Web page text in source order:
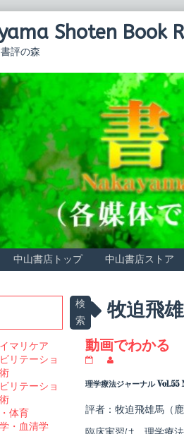
Shoten Book
評の森
中山書店トップ 中山書店ストア
Posts
tagged
牧迫飛
動画でわかる
で
わ
る
posts
author
理学療法ジャーナル Vol.55
評者：牧迫飛雄馬（
検
索
マリケア
リテーショ
リテーショ
体育
・血清学